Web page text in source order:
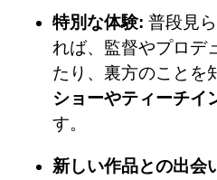
特別な体験: 普段見
れば、監督やプロデ
たり、裏方のことを
ショーやティーチイ
す。
新しい作品との出会